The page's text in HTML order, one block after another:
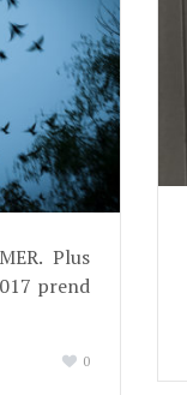
Plus
prend
0